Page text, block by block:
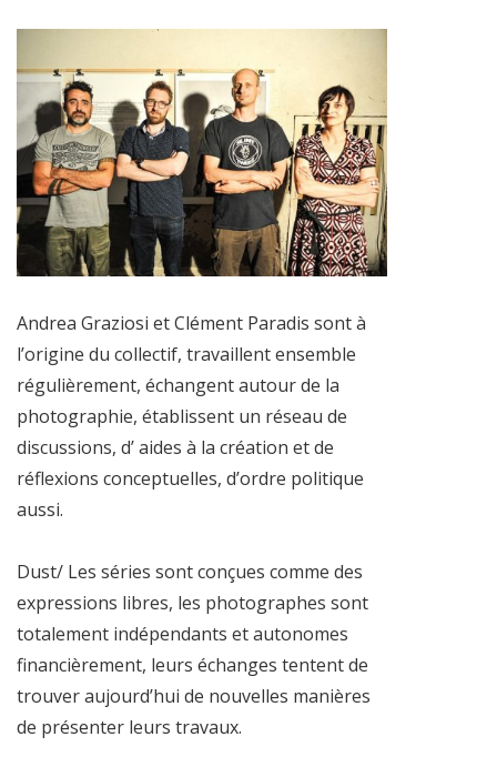
Andrea Graziosi et Clément Paradis sont à
l’origine du collectif, travaillent ensemble
régulièrement, échangent autour de la
photographie, établissent un réseau de
discussions, d’ aides à la création et de
réflexions conceptuelles, d’ordre politique
aussi.
Dust/ Les séries sont conçues comme des
expressions libres, les photographes sont
totalement indépendants et autonomes
financièrement, leurs échanges tentent de
trouver aujourd’hui de nouvelles manières
de présenter leurs travaux.